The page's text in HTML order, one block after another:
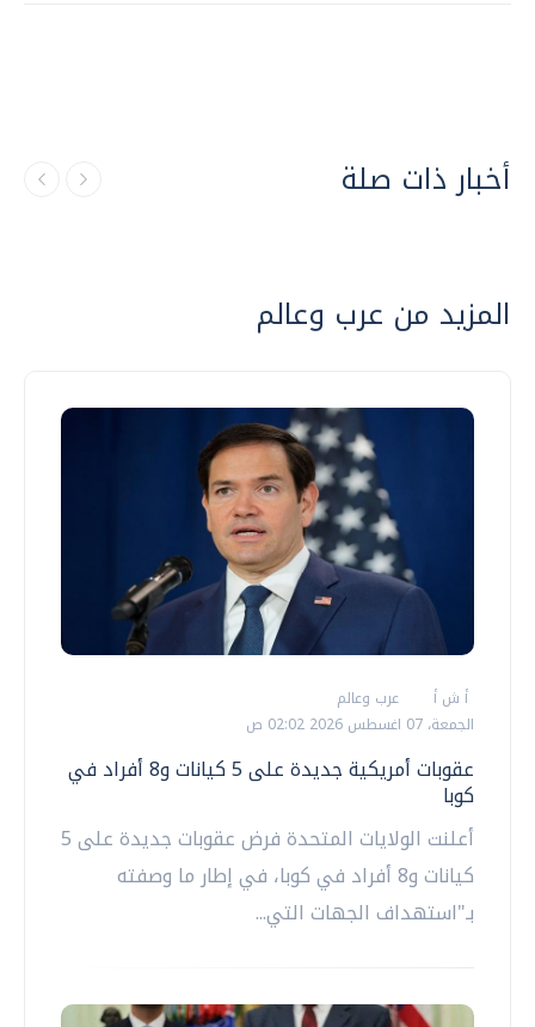
أخبار ذات صلة
المزيد من عرب وعالم
أ ش أ
عرب وعالم
الجمعة، 07 اغسطس 2026 02:02 ص
عقوبات أمريكية جديدة على 5 كيانات و8 أفراد في
كوبا
أعلنت الولايات المتحدة فرض عقوبات جديدة على 5
كيانات و8 أفراد في كوبا، في إطار ما وصفته
بـ"استهداف الجهات التي...